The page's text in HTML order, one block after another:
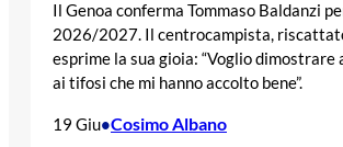
Il Genoa conferma Tommaso Baldanzi
2026/2027. Il centrocampista,
esprime la sua gioia: “Voglio dimostrare
ai tifosi che mi hanno accolto bene”.
19 Giu•Cosimo Albano